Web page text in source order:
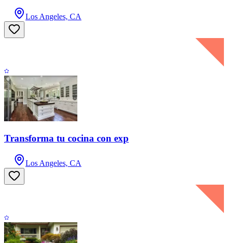
Los Angeles, CA
Transforma tu cocina con exp
Los Angeles, CA